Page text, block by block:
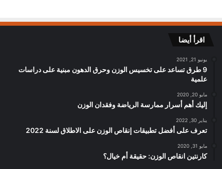
اقرأ أيضا
يونيو 21, 2021
9 طرق تساعد على تخسيس الوزن وحرق الدهون مبنية على دراسات
علمية
مايو 20, 2020
إليك أهم أسرار ممارسة الرياضة وفقدان الوزن
يناير 30, 2022
تعرف على أفضل تطبيقات إنقاص الوزن على الاطلاق لسنة 2022
مايو 31, 2020
كارنتين انقاص الوزن: حقيقة أم خيال؟